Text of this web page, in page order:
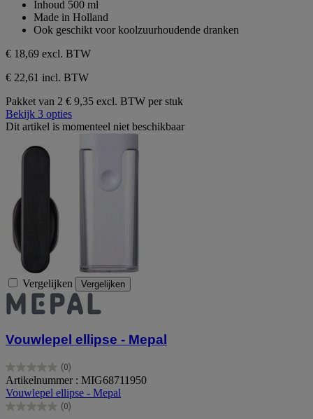
sterren.
Inhoud 500 ml
Made in Holland
Ook geschikt voor koolzuurhoudende dranken
€ 18,69 excl. BTW
€ 22,61 incl. BTW
Pakket van 2 € 9,35 excl. BTW per stuk
Bekijk 3 opties
Dit artikel is momenteel niet beschikbaar
Vergelijken Vergelijken
Vouwlepel ellipse - Mepal
(0)
0.0
van
de
5
Artikelnummer : MIG68711950
Vouwlepel ellipse - Mepal
(0)
0.0